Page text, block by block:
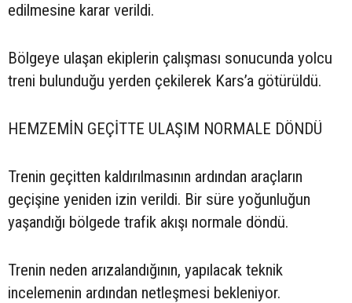
edilmesine karar verildi.
Bölgeye ulaşan ekiplerin çalışması sonucunda yolcu
treni bulunduğu yerden çekilerek Kars’a götürüldü.
HEMZEMİN GEÇİTTE ULAŞIM NORMALE DÖNDÜ
Trenin geçitten kaldırılmasının ardından araçların
geçişine yeniden izin verildi. Bir süre yoğunluğun
yaşandığı bölgede trafik akışı normale döndü.
Trenin neden arızalandığının, yapılacak teknik
incelemenin ardından netleşmesi bekleniyor.